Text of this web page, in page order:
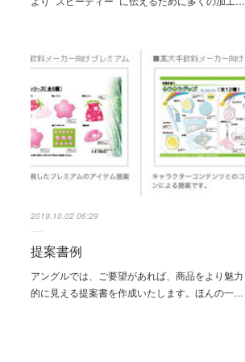
2019.10.02 06:29
提案書例
アングルでは、ご要望があれば、商品をより魅力
的に見える提案書を作成いたします。ほんの一…